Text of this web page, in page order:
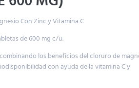
Con Zinc y Vitamina C
de 600 mg c/u.
los beneficios del cloruro de magnesio
con ayuda de la vitamina C y